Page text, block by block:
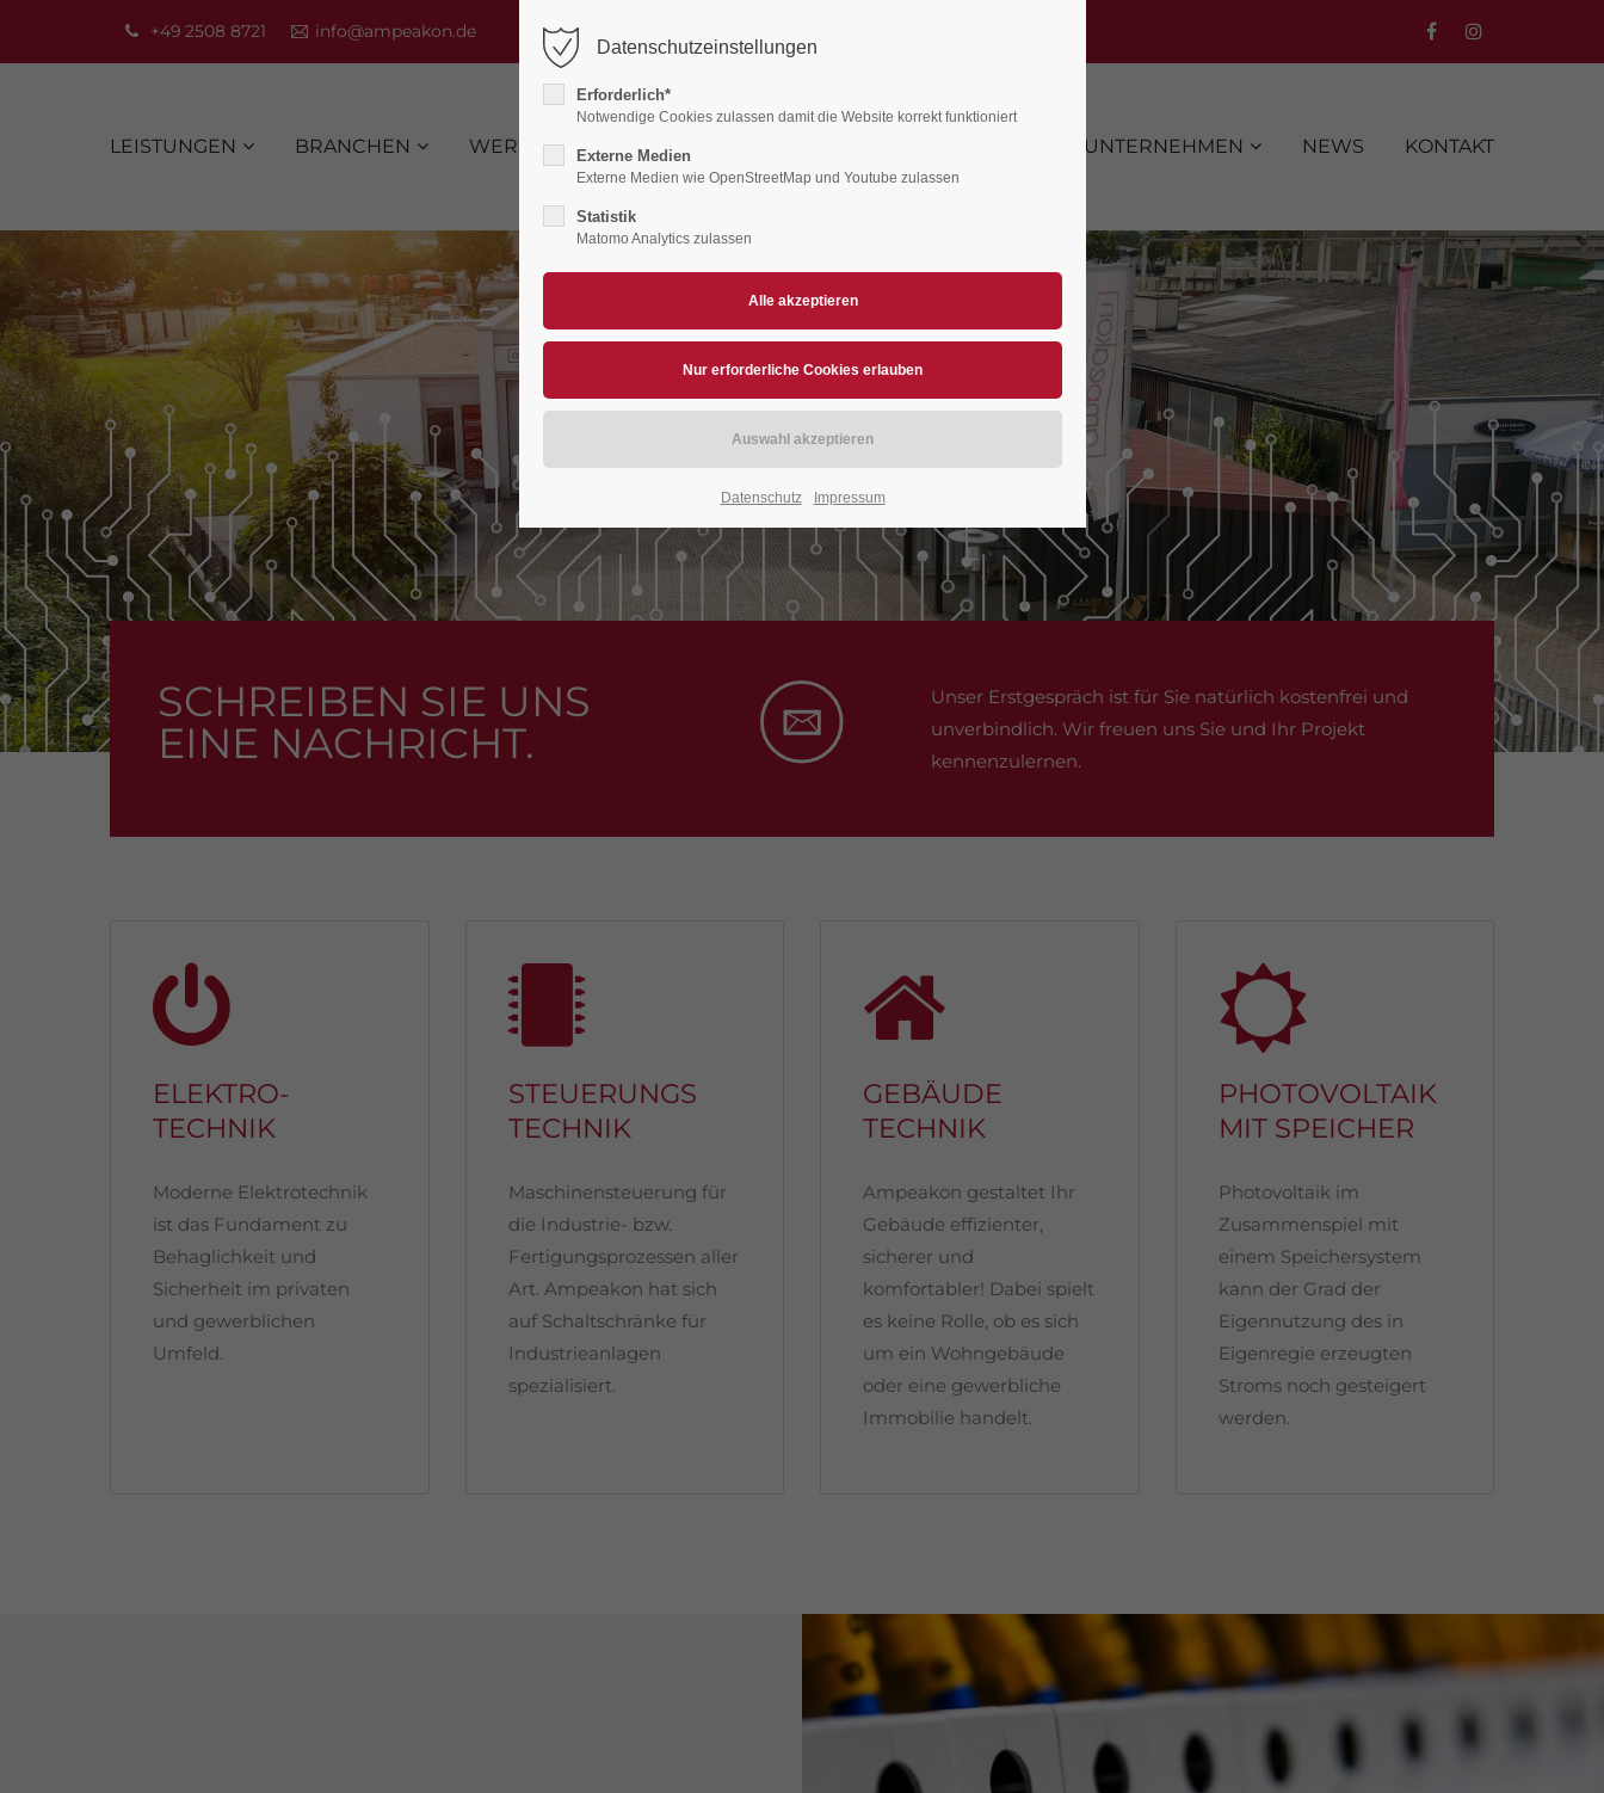
+49 2508 8721 info@ampeakon.de
LEISTUNGEN BRANCHEN WERKSTATT UNTERNEHMEN NEWS KONTAKT
SCHREIBEN SIE UNS
EINE NACHRICHT.
Unser Erstgespräch ist für Sie natürlich kostenfrei und
unverbindlich. Wir freuen uns Sie und Ihr Projekt
kennenzulernen.
ELEKTRO­
TECHNIK
Moderne Elektrotechnik
ist das Fundament zu
Behaglichkeit und
Sicherheit im privaten
und gewerblichen
Umfeld.
STEUERUNGS
TECHNIK
Maschinensteuerung für
die Industrie- bzw.
Fertigungsprozessen aller
Art. Ampeakon hat sich
auf Schaltschränke für
Industrieanlagen
spezialisiert.
GEBÄUDE
TECHNIK
Ampeakon gestaltet Ihr
Gebäude effizienter,
sicherer und
komfortabler! Dabei spielt
es keine Rolle, ob es sich
um ein Wohngebäude
oder eine gewerbliche
Immobilie handelt.
PHOTOVOLTAIK
MIT SPEICHER
Photovoltaik im
Zusammenspiel mit
einem Speichersystem
kann der Grad der
Eigennutzung des in
Eigenregie erzeugten
Stroms noch gesteigert
werden.
Datenschutzeinstellungen
Erforderlich*
Notwendige Cookies zulassen damit die Website korrekt funktioniert
Externe Medien
Externe Medien wie OpenStreetMap und Youtube zulassen
Statistik
Matomo Analytics zulassen
Datenschutz Impressum